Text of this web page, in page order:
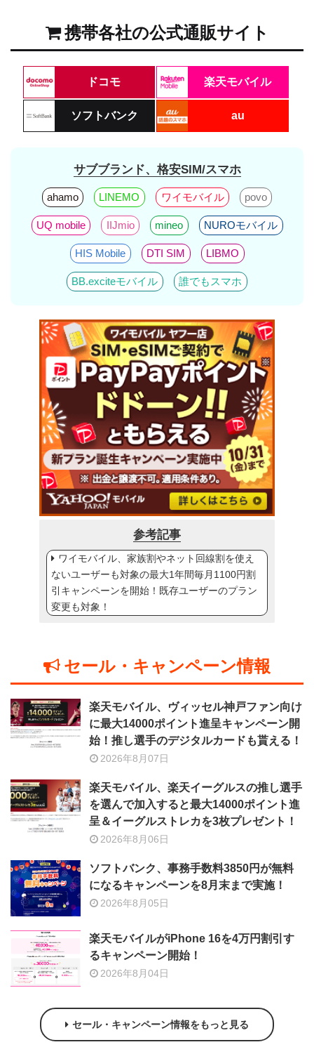
携帯各社の公式通販サイト
ドコモ 楽天モバイル
ソフトバンク au
サブブランド、格安SIM/スマホ
ahamo LINEMO ワイモバイル povo
UQ mobile IIJmio mineo NUROモバイル
HIS Mobile DTI SIM LIBMO
BB.exciteモバイル 誰でもスマホ
参考記事
ワイモバイル、家族割やネット回線割を使え
ないユーザーも対象の最大1年間毎月1100円割
引キャンペーンを開始！既存ユーザーのプラン
変更も対象！
セール・キャンペーン情報
楽天モバイル、ヴィッセル神戸ファン向け
に最大14000ポイント進呈キャンペーン開
始！推し選手のデジタルカードも貰える！
2026年8月07日
楽天モバイル、楽天イーグルスの推し選手
を選んで加入すると最大14000ポイント進
呈＆イーグルストレカを3枚プレゼント！
2026年8月06日
ソフトバンク、事務手数料3850円が無料
になるキャンペーンを8月末まで実施！
2026年8月05日
楽天モバイルがiPhone 16を4万円割引す
るキャンペーン開始！
2026年8月04日
セール・キャンペーン情報をもっと見る